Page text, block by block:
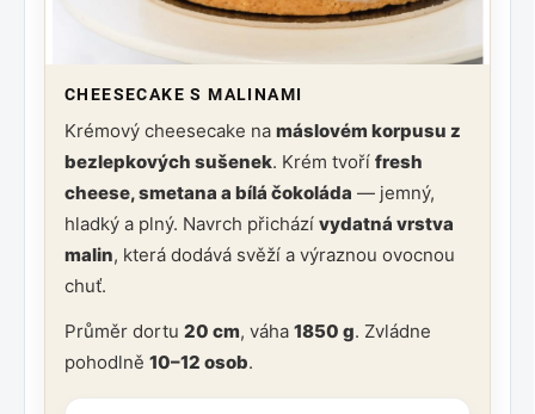
CHEESECAKE S MALINAMI
Krémový cheesecake na máslovém korpusu z
bezlepkových sušenek. Krém tvoří fresh
cheese, smetana a bílá čokoláda — jemný,
hladký a plný. Navrch přichází vydatná vrstva
malin, která dodává svěží a výraznou ovocnou
chuť.
Průměr dortu 20 cm, váha 1850 g. Zvládne
pohodlně 10–12 osob.